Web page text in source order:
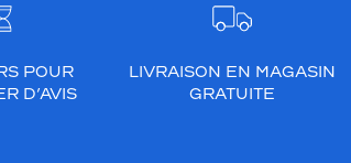
POUR
D’AVIS
LIVRAISON EN MAGASIN
GRATUITE